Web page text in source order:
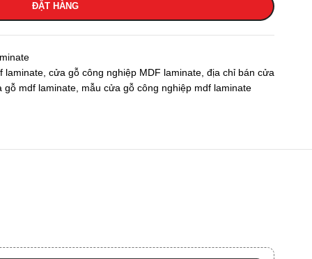
ĐẶT HÀNG
laminate cửa gỗ công nghiệp MDF laminate địa chỉ bán cửa
gỗ mdf laminate mẫu cửa gỗ công nghiệp mdf laminate